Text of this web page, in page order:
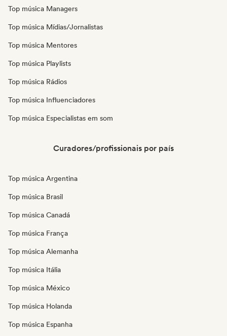
Top música Managers
Top música Mídias/Jornalistas
Top música Mentores
Top música Playlists
Top música Rádios
Top música Influenciadores
Top música Especialistas em som
Curadores/profissionais por país
Top música Argentina
Top música Brasil
Top música Canadá
Top música França
Top música Alemanha
Top música Itália
Top música México
Top música Holanda
Top música Espanha